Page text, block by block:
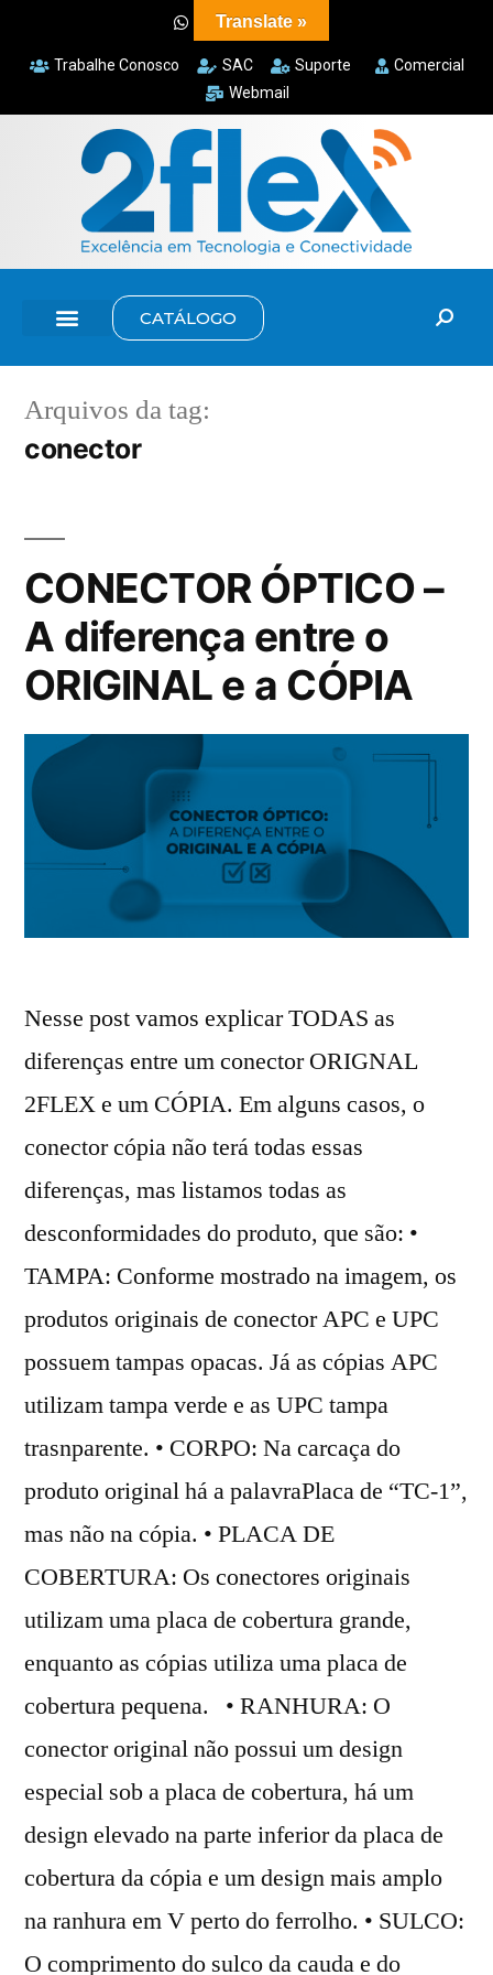
Trabalhe Conosco SAC Suporte
Comercial
Webmail
CATÁLOGO
Arquivos da tag:
conector
CONECTOR ÓPTICO –
A diferença entre o
ORIGINAL e a CÓPIA
Nesse post vamos explicar TODAS as
diferenças entre um conector ORIGNAL
2FLEX e um CÓPIA. Em alguns casos, o
conector cópia não terá todas essas
diferenças, mas listamos todas as
desconformidades do produto, que são: •
TAMPA: Conforme mostrado na imagem, os
produtos originais de conector APC e UPC
possuem tampas opacas. Já as cópias APC
utilizam tampa verde e as UPC tampa
trasnparente. • CORPO: Na carcaça do
produto original há a palavraPlaca de “TC-1”,
mas não na cópia. • PLACA DE
COBERTURA: Os conectores originais
utilizam uma placa de cobertura grande,
enquanto as cópias utiliza uma placa de
cobertura pequena. • RANHURA: O
conector original não possui um design
especial sob a placa de cobertura, há um
design elevado na parte inferior da placa de
cobertura da cópia e um design mais amplo
na ranhura em V perto do ferrolho. • SULCO:
O comprimento do sulco da cauda e do
Translate »